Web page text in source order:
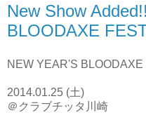
New Show
BLOODAXE
NEW YEAR'S
2014.01.25 (土)
＠クラブチッタ川崎